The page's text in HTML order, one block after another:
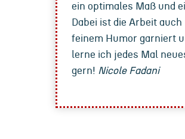
ein optimales Maß und
Dabei ist die Arbeit
feinem Humor garniert
lerne ich jedes Mal
gern! Nicole Fadani